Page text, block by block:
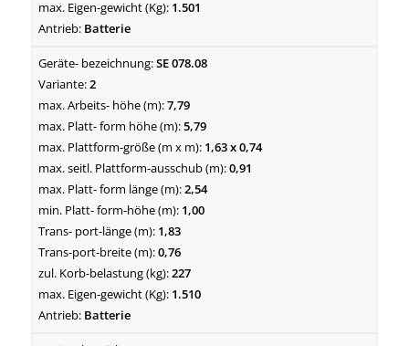
1.501
Batterie
SE 078.08
2
7,79
5,79
1,63 x 0,74
0,91
2,54
1,00
1,83
0,76
227
1.510
Batterie